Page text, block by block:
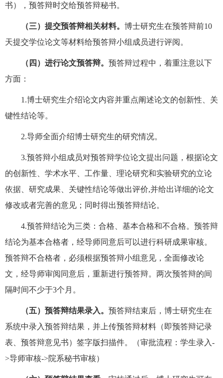
书），预答辩时交给预答辩秘书。
（三）提交预答辩相关材料。 博士研究生在预答辩前10
天提交学位论文等材料给预答辩小组成员进行评阅。
（ 四 ）进行论文预答辩。 预答辩过程中，着重注意以下
方面 ：
1.博士研究生介绍论文内容并重点阐述论文的创新性、关
键性结论等。
2.导师全面介绍博士研究生的研究情况。
3.预答辩小组成员对预答辩学位论文提出问题，根据论文
的创新性、学术水平、工作量、理论研究和实验研究的立论
依据、研究成果、关键性结论等做出评价,并给出详细的论文
修改或者完善的意见；同时得出预答辩结论。
4.预答辩结论为三类：合格、基本合格和不合格。预答辩
结论为基本合格者，经导师同意后可以进行科研成果审核。
预答辩不合格者，必须根据预答辩小组意见，全面修改论
文，经导师审阅同意后，重新进行预答辩。两次预答辩的间
隔时间不少于3个月。
（五）预答辩结果录入。 预答辩结束后，博士研究生在
系统中录入预答辩结果 ， 并上传预答辩材料（即预答辩记录
表、预答辩意见书）签字版扫描件。
（审批流程： 学生录入-
>导师审核->院系秘书审核）